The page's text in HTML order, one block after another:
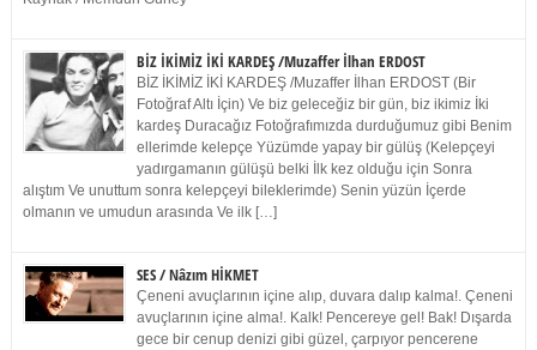
BİZ İKİMİZ İKİ KARDEŞ /Muzaffer İlhan ERDOST
BİZ İKİMİZ İKİ KARDEŞ /Muzaffer İlhan ERDOST (Bir
Fotoğraf Altı İçin) Ve biz geleceğiz bir gün, biz ikimiz İki
kardeş Duracağız Fotoğrafımızda durduğumuz gibi Benim
ellerimde kelepçe Yüzümde yapay bir gülüş (Kelepçeyi
yadırgamanın gülüşü belki İlk kez olduğu için Sonra
alıştım Ve unuttum sonra kelepçeyi bileklerimde) Senin yüzün İçerde
olmanın ve umudun arasında Ve ilk […]
SES / Nâzım HİKMET
Çeneni avuçlarının içine alıp, duvara dalıp kalma!. Çeneni
avuçlarının içine alma!. Kalk! Pencereye gel! Bak! Dışarda
gece bir cenup denizi gibi güzel, çarpıyor pencerene